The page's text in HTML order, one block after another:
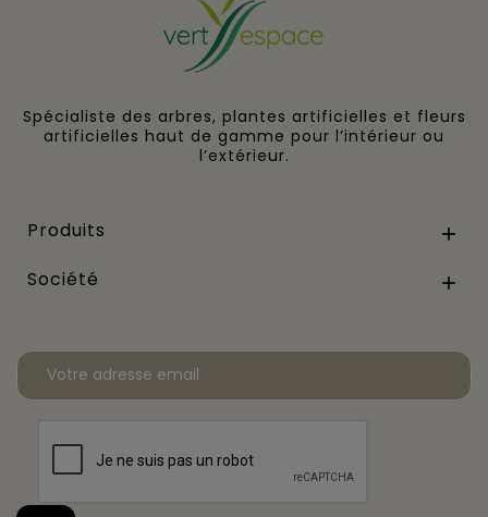
Spécialiste des arbres, plantes artificielles et fleurs
artificielles haut de gamme pour l’intérieur ou
l’extérieur.
Produits 
Société 